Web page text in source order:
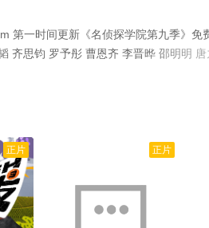
迅雷下载 小米路由 本
小米路由
迅雷下载 小米路由
一时间更新《名侦探学院第九季》免
齐思钧 罗予彤 曹恩齐 李晋晔 邵明明
正片 正片